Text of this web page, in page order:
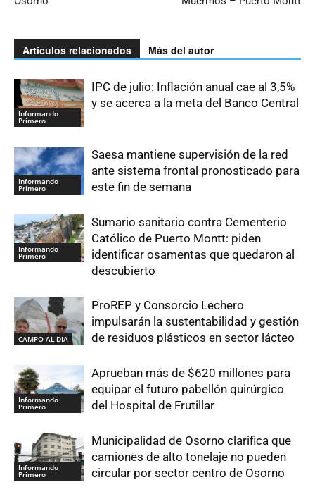
Artículos relacionados Más del autor
Informando
Primero
IPC de julio: Inflación anual cae al 3,5%
y se acerca a la meta del Banco Central
Informando
Primero
Saesa mantiene supervisión de la red
ante sistema frontal pronosticado para
este fin de semana
Informando
Primero
Sumario sanitario contra Cementerio
Católico de Puerto Montt: piden
identificar osamentas que quedaron al
descubierto
CAMPO AL DIA
ProREP y Consorcio Lechero
impulsarán la sustentabilidad y gestión
de residuos plásticos en sector lácteo
Informando
Primero
Aprueban más de $620 millones para
equipar el futuro pabellón quirúrgico
del Hospital de Frutillar
Informando
Primero
Municipalidad de Osorno clarifica que
camiones de alto tonelaje no pueden
circular por sector centro de Osorno